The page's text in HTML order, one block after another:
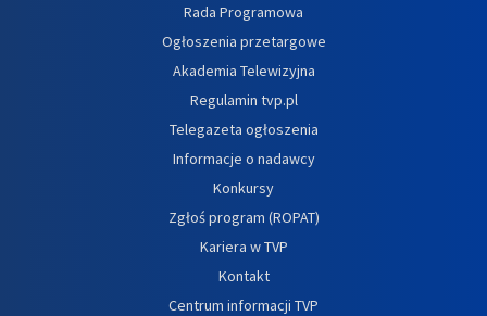
Rada Programowa
Ogłoszenia przetargowe
Akademia Telewizyjna
Regulamin tvp.pl
Telegazeta ogłoszenia
Informacje o nadawcy
Konkursy
Zgłoś program (ROPAT)
Kariera w TVP
Kontakt
Centrum informacji TVP